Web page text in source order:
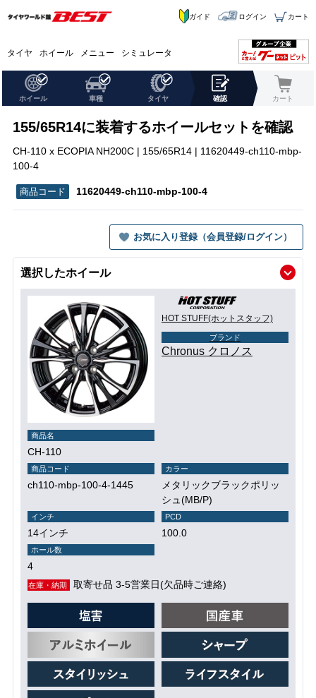
タイヤ ホイール メニュー シミュレータ
ガイド ログイン カート
ホイール 車種 タイヤ 確認 カート
155/65R14に装着するホイールセットを確認
CH-110 x ECOPIA NH200C | 155/65R14 | 11620449-ch110-mbp-
100-4
11620449-ch110-mbp-100-4
お気に入り登録（会員登録/ログイン）
選択したホイール
HOT STUFF(ホットスタッフ)
ブランド
Chronus クロノス
商品名
CH-110
商品コード
ch110-mbp-100-4-1445
カラー
メタリックブラックポリッ
シュ(MB/P)
インチ
14インチ
PCD
100.0
ホール数
4
在庫・納期 取寄せ品 3-5営業日(欠品時ご連絡)